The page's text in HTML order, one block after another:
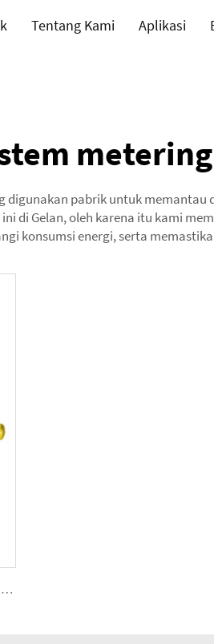
Tentang Kami Aplikasi
pabrik untuk
di Gelan, oleh karena itu kami
konsumsi energi, serta
A2VK(JLB) Pompa pengukur tekanan tinggi untuk PU 5, 12, 28, 55, 107, 225(cmᶟ ⁄rev)